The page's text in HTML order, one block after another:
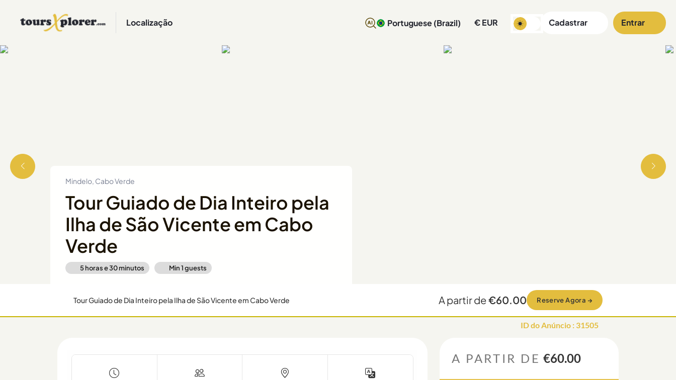
Localização Portuguese (Brazil) € EUR Cadastrar Entrar
Mindelo, Cabo Verde
Tour Guiado de Dia Inteiro pela
Ilha de São Vicente em Cabo
Verde
5 horas e 30 minutos Min1guests
Tour Guiado de Dia Inteiro pela Ilha de São Vicente em Cabo Verde A partir de€60.00 Reserve Agora →
ID do Anúncio : 31505
A PARTIR DE €60.00